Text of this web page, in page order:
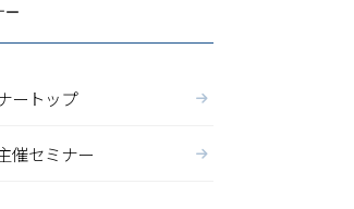
ー
ートップ
催セミナー